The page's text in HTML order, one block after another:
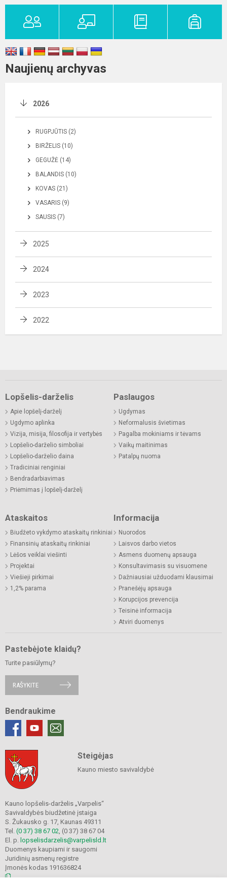
Naujienų archyvas
2026
RUGPJŪTIS (2)
BIRŽELIS (10)
GEGUŽĖ (14)
BALANDIS (10)
KOVAS (21)
VASARIS (9)
SAUSIS (7)
2025
2024
2023
2022
Lopšelis-darželis
Apie lopšelį-darželį
Ugdymo aplinka
Vizija, misija, filosofija ir vertybės
Lopšelio-darželio simboliai
Lopšelio-darželio daina
Tradiciniai renginiai
Bendradarbiavimas
Priėmimas į lopšelį-darželį
Paslaugos
Ugdymas
Neformalusis švietimas
Pagalba mokiniams ir tėvams
Vaikų maitinimas
Patalpų nuoma
Ataskaitos
Biudžeto vykdymo ataskaitų rinkiniai
Finansinių ataskaitų rinkiniai
Lėšos veiklai viešinti
Projektai
Viešieji pirkimai
1,2% parama
Informacija
Nuorodos
Laisvos darbo vietos
Asmens duomenų apsauga
Konsultavimasis su visuomene
Dažniausiai užduodami klausimai
Pranešėjų apsauga
Korupcijos prevencija
Teisinė informacija
Atviri duomenys
Pastebėjote klaidų?
Turite pasiūlymų?
RAŠYKITE
Bendraukime
Steigėjas
Kauno miesto savivaldybė
Kauno lopšelis-darželis „Varpelis“
Savivaldybės biudžetinė įstaiga
S. Žukausko g. 17, Kaunas 49311
Tel. (0 37) 38 67 02 , (0 37) 38 67 04
El. p. lopselisdarzelis@varpelisld.lt
Duomenys kaupiami ir saugomi
Juridinių asmenų registre
Įmonės kodas 191636824